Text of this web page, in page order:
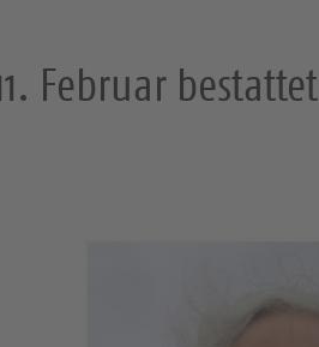
Februar bestattet